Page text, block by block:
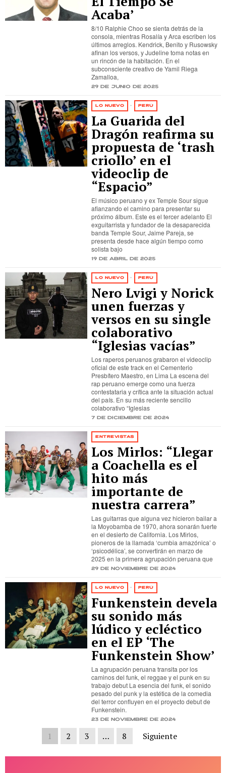
Acaba’
8/10 Ralphie Choo se sienta detrás de la
consola, mientras Rosalía y Arca escriben los
últimos arreglos. Kendrick, Benito y Rusowsky
afinan los versos, y Judeline toma notas en
un rincón de la habitación. En el
subconsciente creativo de Yamil Riega
Zamalloa,
29 de junio de 2025
LO NUEVO · PERÚ
La Guarida del
Dragón reafirma su
propuesta de ‘trash
criollo’ en el
videoclip de
“Espacio”
El músico peruano y ex Temple Sour sigue
afianzando el camino para presentar su
próximo álbum. Este es el tercer adelanto El
exguitarrista y fundador de la desaparecida
banda Temple Sour, Jaime Pareja, se
presenta desde hace algún tiempo como
solista bajo
19 de abril de 2025
LO NUEVO · PERÚ
Nero Lvigi y Norick
unen fuerzas y
versos en su single
colaborativo
“Iglesias vacías”
Los raperos peruanos grabaron el videoclip
oficial de este track en el Cementerio
Presbítero Maestro, en Lima La escena del
rap peruano emerge como una fuerza
contestataria y crítica ante la situación actual
del país. En su más reciente sencillo
colaborativo “Iglesias
7 de diciembre de 2024
ENTREVISTAS
Los Mirlos: “Llegar
a Coachella es el
hito más
importante de
nuestra carrera”
Las guitarras que alguna vez hicieron bailar a
la Moyobamba de 1970, ahora sonarán fuerte
en el desierto de California. Los Mirlos,
pioneros de la llamada ‘cumbia amazónica’ o
‘psicodélica’, se convertirán en marzo de
2025 en la primera agrupación peruana que
29 de noviembre de 2024
LO NUEVO · PERÚ
Funkenstein devela
su sonido más
lúdico y ecléctico
en el EP ‘The
Funkenstein Show’
La agrupación peruana transita por los
caminos del funk, el reggae y el punk en su
trabajo debut La esencia del funk, el sonido
pesado del punk y la estética de la comedia
del terror confluyen en el proyecto debut de
Funkenstein.
23 de noviembre de 2024
1 2 3 … 8 Siguiente